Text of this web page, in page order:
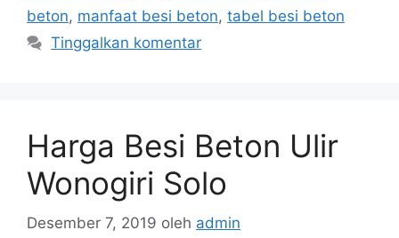
beton, manfaat besi beton, tabel besi beton
Tinggalkan komentar
Harga Besi Beton Ulir
Wonogiri Solo
Desember 7, 2019 oleh admin